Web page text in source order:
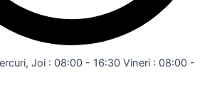
Joi : 08:00 - 16:30 Vineri : 08:00 -